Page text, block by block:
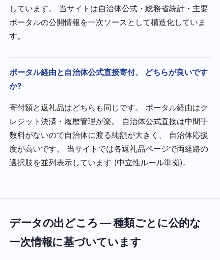
しています。 当サイトは自治体公式・総務省統計・主要
ポータルの公開情報を一次ソースとして構造化していま
す。
ポータル経由と自治体公式直接寄付、 どちらが良いです
か?
寄付額と返礼品はどちらも同じです。 ポータル経由はク
レジット決済・履歴管理が楽。 自治体公式直接は中間手
数料がないので自治体に渡る純額が大きく、 自治体応援
度が高いです。 当サイトでは各返礼品ページで両経路の
選択肢を並列表示しています (中立性ルール準拠)。
データの出どころ — 種類ごとに公的な
一次情報に基づいています